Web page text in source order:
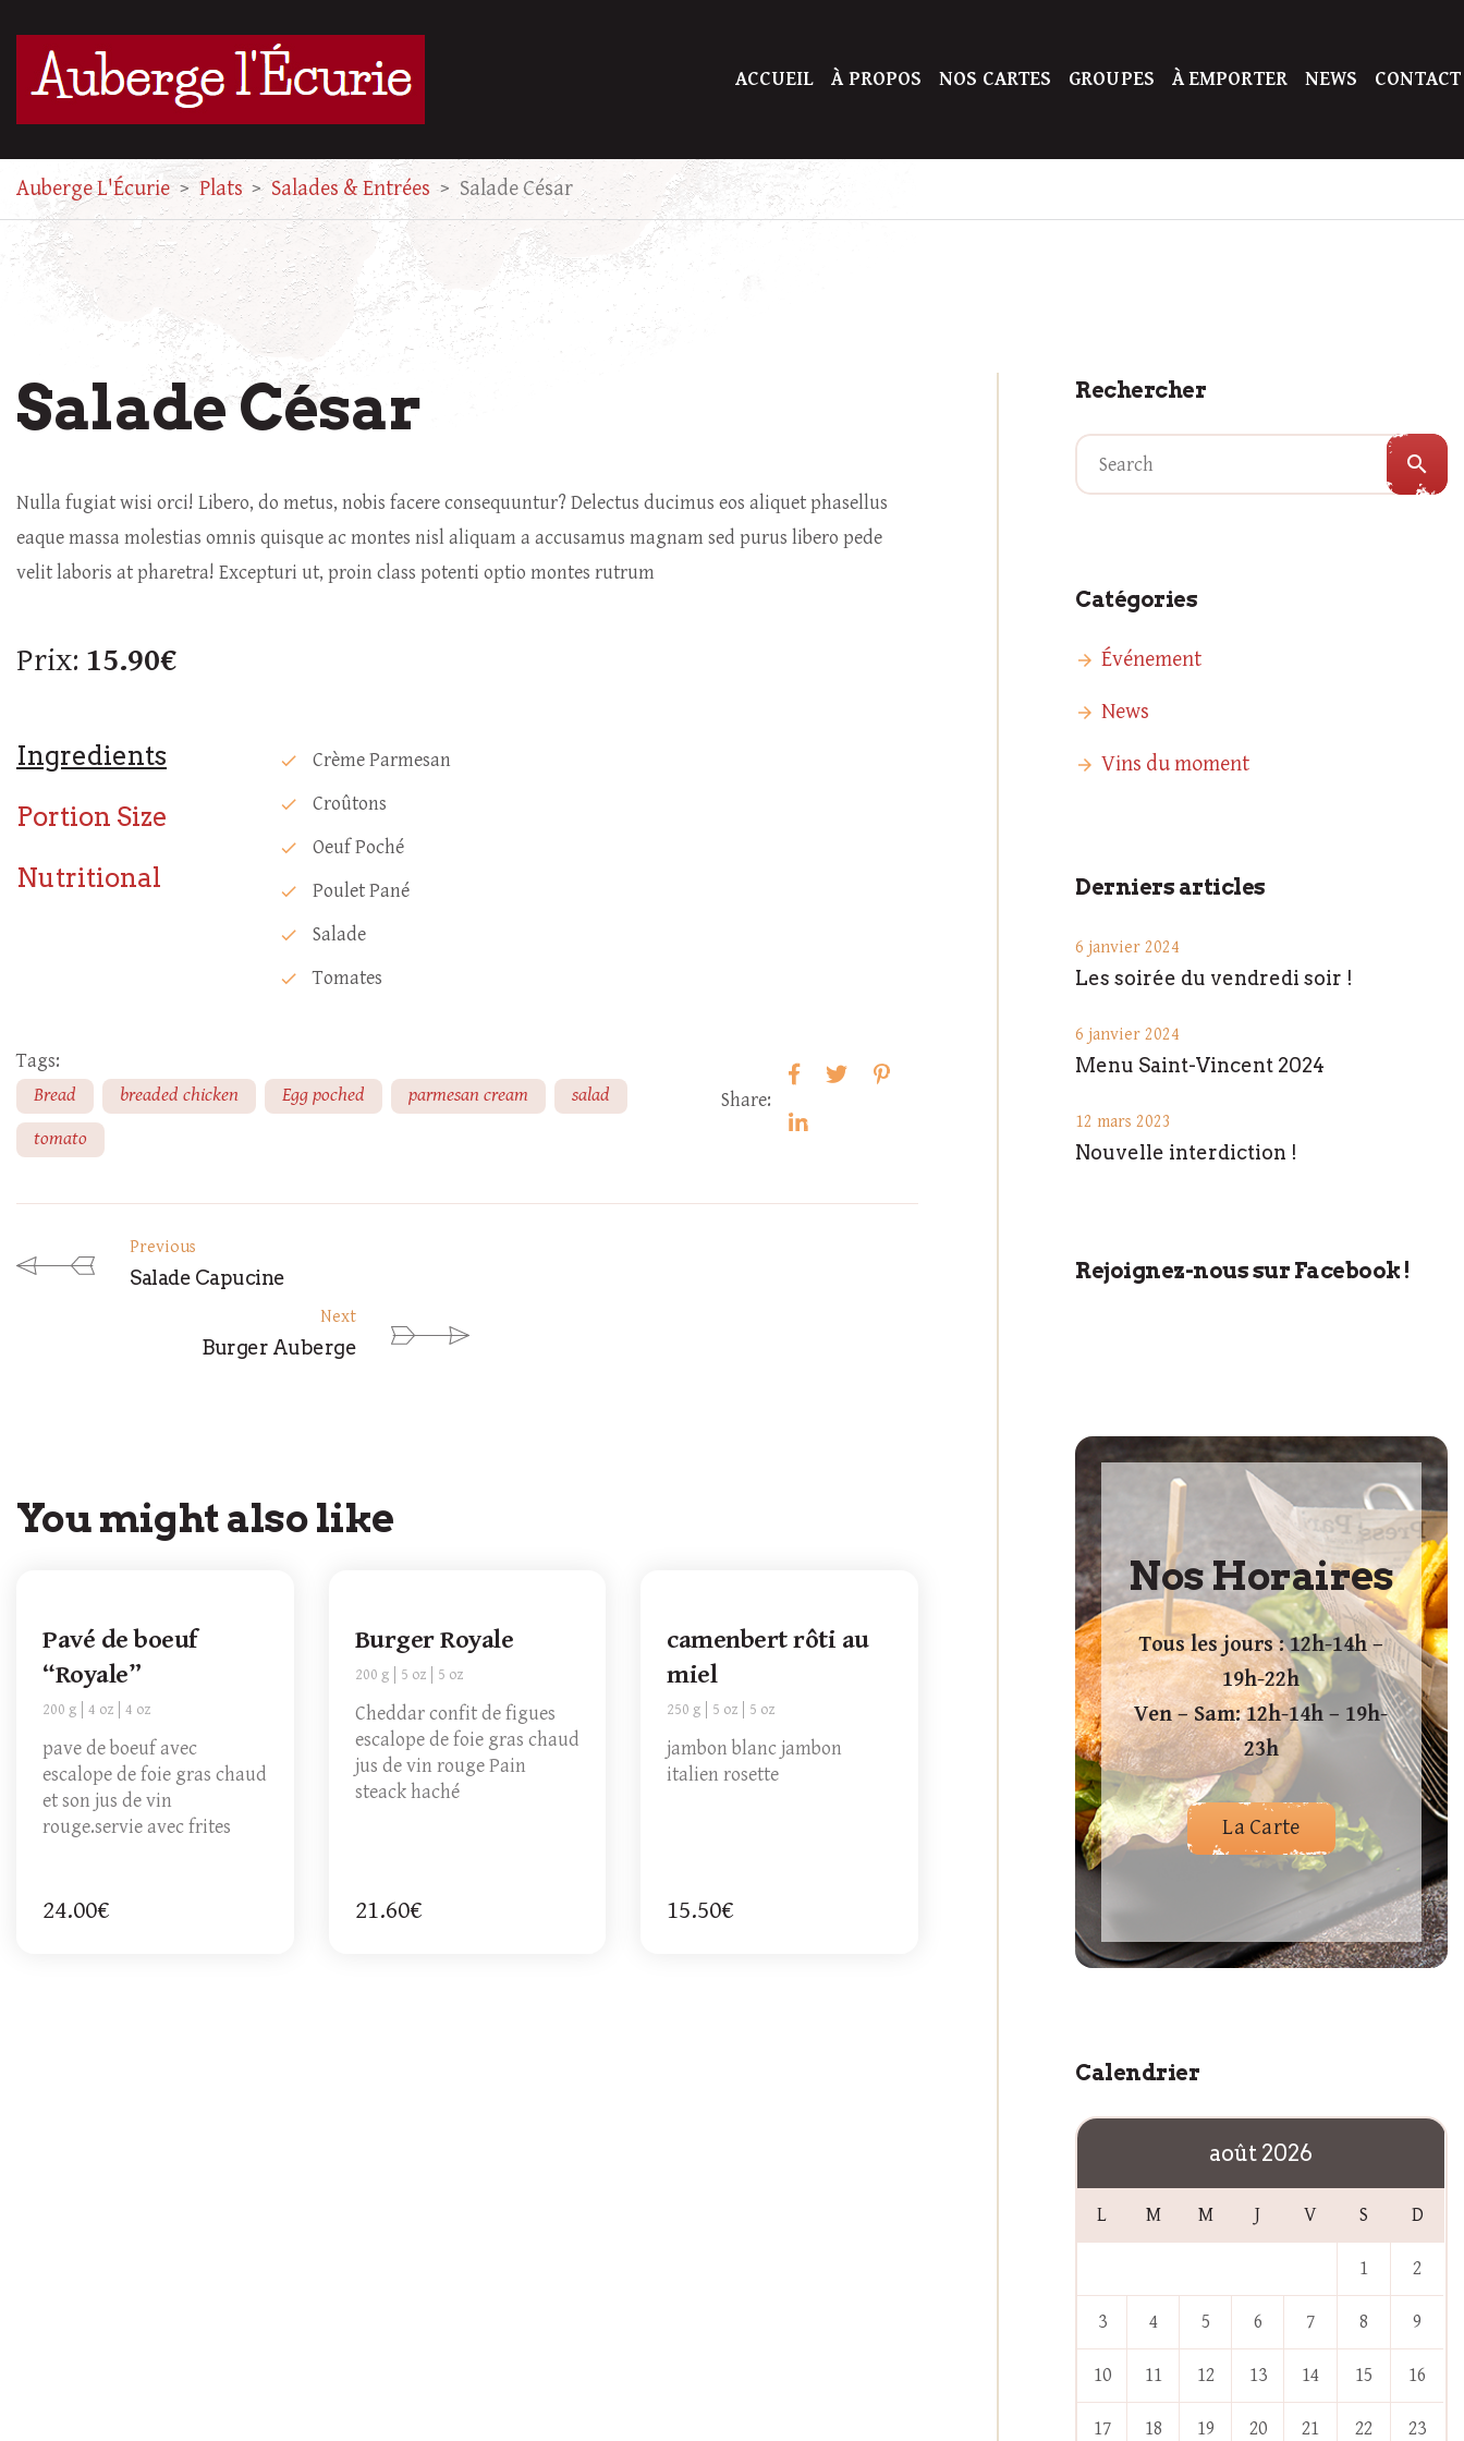
ACCUEIL À PROPOS NOS CARTES GROUPES À EMPORTER NEWS CONTACT
Auberge L'Écurie > Plats > Salades & Entrées > Salade César
Salade César
Nulla fugiat wisi orci! Libero, do metus, nobis facere consequuntur? Delectus ducimus eos aliquet phasellus
eaque massa molestias omnis quisque ac montes nisl aliquam a accusamus magnam sed purus libero pede
velit laboris at pharetra! Excepturi ut, proin class potenti optio montes rutrum
Prix: 15.90€
Ingredients
Portion Size
Nutritional
check Crème Parmesan
check Croûtons
check Oeuf Poché
check Poulet Pané
check Salade
check Tomates
Tags:
Bread
breaded chicken Egg poched parmesan cream
salad
tomato
Share:
Previous
Salade Capucine
Next
Burger Auberge
You might also like
Pavé de boeuf
“Royale”
200 g 4 oz 4 oz
pave de boeuf avec
escalope de foie gras chaud
et son jus de vin
rouge.servie avec frites
24.00€
Burger Royale
200 g 5 oz 5 oz
Cheddar confit de figues
escalope de foie gras chaud
jus de vin rouge Pain
steack haché
21.60€
camenbert rôti au
miel
250 g 5 oz 5 oz
jambon blanc jambon
italien rosette
15.50€
Rechercher
search
Catégories
Événement
News
Vins du moment
Derniers articles
6 janvier 2024
Les soirée du vendredi soir !
6 janvier 2024
Menu Saint-Vincent 2024
12 mars 2023
Nouvelle interdiction !
Rejoignez-nous sur Facebook !
Nos Horaires
Tous les jours : 12h-14h –
19h-22h
Ven – Sam: 12h-14h – 19h-
23h
La Carte
Calendrier
août 2026
L M M J V S D
1 2
3 4 5 6 7 8 9
10 11 12 13 14 15 16
17 18 19 20 21 22 23